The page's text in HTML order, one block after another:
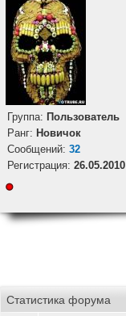
Группа: Пользователь
Ранг: Новичок
Cообщений: 32
Регистрация: 26.05.2010
Статистика форума